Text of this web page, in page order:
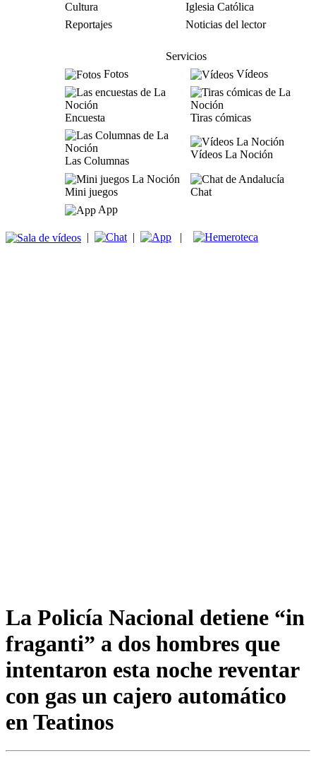
Cultura
Iglesia Católica
Reportajes
Noticias del lector
Servicios
Fotos
Vídeos
Encuesta Tiras cómicas
Las Columnas
Vídeos La Noción
Mini juegos
Chat
App
| | |
La Policía Nacional detiene “in
fraganti” a dos hombres que
intentaron esta noche reventar
con gas un cajero automático
en Teatinos